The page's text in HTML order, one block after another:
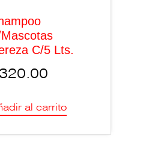
C/5 Lts.
320.00
al carrito